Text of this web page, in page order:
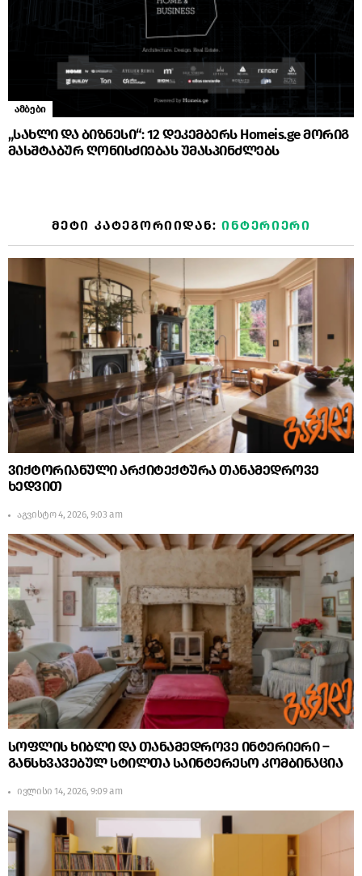
ამბები
„სახლი და ბიზნესი“: 12 დეკემბერს Homeis.ge მორიგ
მასშტაბურ ღონისძიებას უმასპინძლებს
ᲛᲔᲢᲘ ᲙᲐᲢᲔᲒᲝᲠᲘᲘᲓᲐᲜ:ᲘᲜᲢᲔᲠᲘᲔᲠᲘ
ვიქტორიანული არქიტექტურა თანამედროვე
ხედვით
აგვისტო 4, 2026, 9:03 am
სოფლის ხიბლი და თანამედროვე ინტერიერი –
განსხვავებულ სტილთა საინტერესო კომბინაცია
ივლისი 14, 2026, 9:09 am